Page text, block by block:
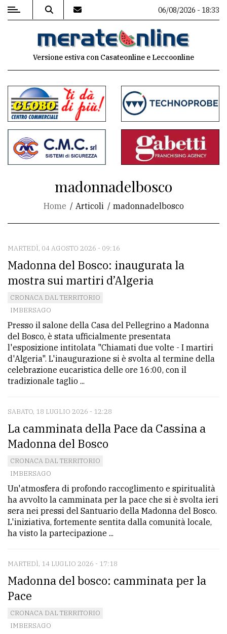
MENU
commenti
Contenuti
del
sito
CONTATTI
La
redazione
Scrivici
Per
la
tua
pubblicità
Cerca
per
Ricerca
avanzata
LE
ALTRE
TESTATE
PRIVACY
06/08/2026 - 18:33
Versione estiva con Casateonline e Leccoonline
madonnadelbosco
Home Articoli madonnadelbosco
MARTEDÌ, 04 AGOSTO 2026 - 09:16
Madonna del Bosco: inaugurata la
mostra sui martiri d’Algeria
CRONACA DAL TERRITORIO
IMBERSAGO
Presso il salone della Casa del Pellegrino a Madonna
del Bosco, è stata ufficialmente presentata
l'esposizione intitolata "Chiamati due volte - I martiri
d'Algeria". L'inaugurazione si è svolta al termine della
celebrazione eucaristica delle ore 16:00, con il
tradizionale taglio ...
SABATO, 18 LUGLIO 2026 - 12:28
La camminata della Pace da Cassina a
Madonna del Bosco
CRONACA DAL TERRITORIO
IMBERSAGO
Un'atmosfera di profondo raccoglimento e spiritualità
ha avvolto la camminata per la pace che si è svolta ieri
sera nei pressi del Santuario della Madonna del Bosco.
L'iniziativa, fortemente sentita dalla comunità locale,
ha visto la partecipazione ...
MARTEDÌ, 14 LUGLIO 2026 - 17:18
Madonna del bosco: camminata per la
Pace
CRONACA DAL TERRITORIO
IMBERSAGO